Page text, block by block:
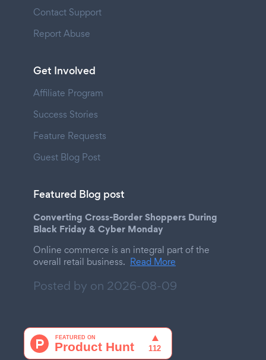
Contact Support
Report Abuse
Get Involved
Affiliate Program
Success Stories
Feature Requests
Guest Blog Post
Featured Blog post
Converting Cross-Border Shoppers During
Black Friday & Cyber Monday
Online commerce is an integral part of the
overall retail business. Read More
Posted by on 2026-08-09